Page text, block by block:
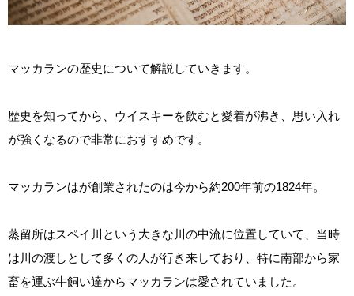
マッカランの歴史について解説していきます。
歴史を知ってから、ウイスキーを飲むと愛着が沸き、思い入れ
が強くなるので非常におすすめです。
マッカランはが創業されたのは今から約200年前の1824年。
蒸留所はスペイ川という大きな川の中流に位置していて、当時
は川の渡しとして多くの人が行き来しており、特に南部から家
畜を運ぶ牛飼い達からマッカランは愛されていました。